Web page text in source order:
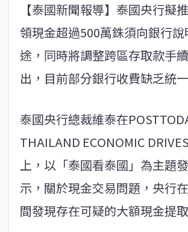
【泰國新聞報導】泰國央行擬
領現金超過500萬銖須向銀行說
途，同時將調整跨區存取款手
出，目前部分銀行收費缺乏統
泰國央行總裁維泰在
THAILAND ECONOMIC
上，以「泰國看泰國」為主題
示，關於現金交易問題，央行
間發現存在可疑的大額現金提